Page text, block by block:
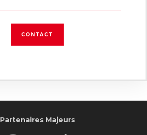
CONTACT
Partenaires Majeurs